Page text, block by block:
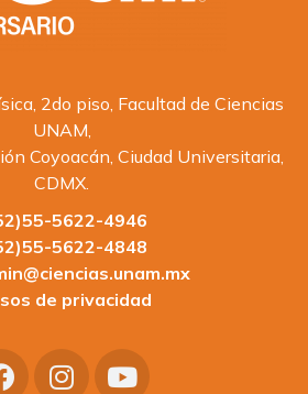
2do piso, Facultad de Ciencias
UNAM,
Coyoacán, Ciudad Universitaria,
CDMX.
5622-4946
5622-4848
de privacidad